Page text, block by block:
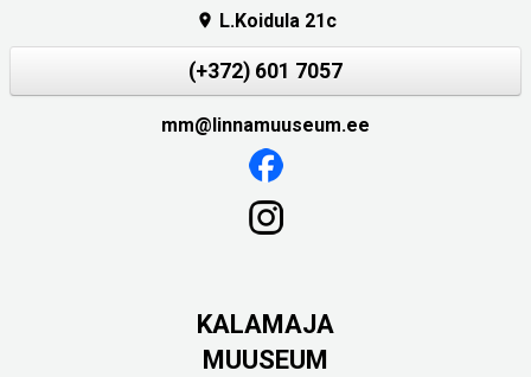
 L.Koidula 21c
(+372) 601 7057
mm@linnamuuseum.ee
KALAMAJA
MUUSEUM